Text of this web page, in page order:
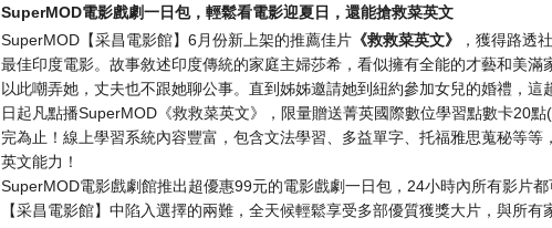
SuperMOD電影戲劇一日包，輕鬆看電影迎夏日，還能搶救菜英文
SuperMOD【采昌電影館】6月份新上架的推薦佳片 《救救菜英文》
，獲得路透
最佳印度電影。故事敘述印度傳統的家庭主婦莎希，看似擁有全能的才藝和美滿
以此嘲弄她，丈夫也不跟她聊公事。直到姊姊邀請她到紐約參加女兒的婚禮，
日起凡點播SuperMOD《救救菜英文》，限量贈送菁英國際數位學習點數卡20
完為止！線上學習系統內容豐富，包含文法學習、多益單字、托福雅思蒐秘等
英文能力！
SuperMOD電影戲劇館推出超優惠99元的電影戲劇一日包，24小時內所有影片
【采昌電影館】中陷入選擇的兩難，全天候輕鬆享受多部優質獲獎大片，與所有